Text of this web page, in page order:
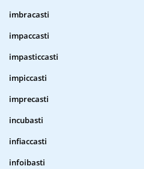
imbracasti
impaccasti
impasticcasti
impiccasti
imprecasti
incubasti
infiaccasti
infoibasti